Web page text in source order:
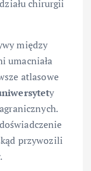
chirurgii
między
umacniała
atlasowe
y
przywozili